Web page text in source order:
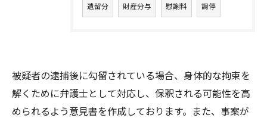
遺留分 財産分与 慰謝料 調停
被疑者の逮捕後に勾留されている場合、身体的な拘束を
解くために弁護士として対応し、保釈される可能性を高
められるよう意見書を作成しております。また、事案が